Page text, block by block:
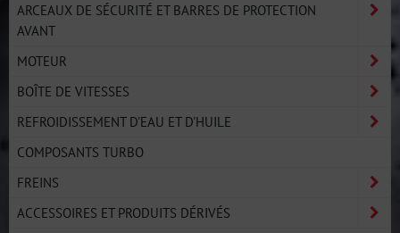
ARCEAUX DE SÉCURITÉ ET BARRES DE PROTECTION
AVANT
MOTEUR
BOÎTE DE VITESSES
REFROIDISSEMENT D'EAU ET D'HUILE
COMPOSANTS TURBO
FREINS
ACCESSOIRES ET PRODUITS DÉRIVÉS